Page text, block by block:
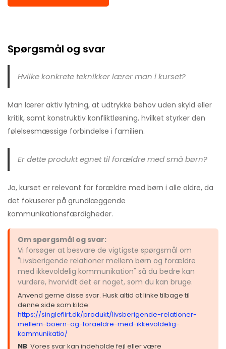
Spørgsmål og svar
Hvilke konkrete teknikker lærer man i kurset?
Man lærer aktiv lytning, at udtrykke behov uden skyld eller
kritik, samt konstruktiv konfliktløsning, hvilket styrker den
følelsesmæssige forbindelse i familien.
Er dette produkt egnet til forældre med små børn?
Ja, kurset er relevant for forældre med børn i alle aldre, da
det fokuserer på grundlæggende
kommunikationsfærdigheder.
Om spørgsmål og svar:
Vi forsøger at besvare de vigtigste spørgsmål om
"Livsberigende relationer mellem børn og forældre
med ikkevoldelig kommunikation" så du bedre kan
vurdere, hvorvidt det er noget, som du kan bruge.
Anvend gerne disse svar. Husk altid at linke tilbage til
denne side som kilde:
https://singleflirt.dk/produkt/livsberigende-relationer-
mellem-boern-og-foraeldre-med-ikkevoldelig-
kommunikatio/
NB: Vores svar kan indeholde fejl eller være